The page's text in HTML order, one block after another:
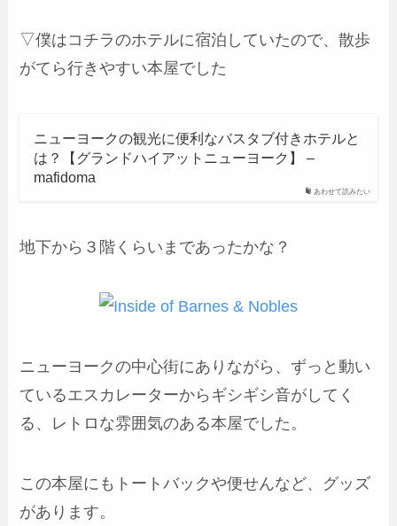
▽僕はコチラのホテルに宿泊していたので、散歩
がてら行きやすい本屋でした
あわせて読みたい
ニューヨークの観光に便利なバスタブ付きホテルと
は？【グランドハイアットニューヨーク】 –
mafidoma
地下から３階くらいまであったかな？
ニューヨークの中心街にありながら、ずっと動い
ているエスカレーターからギシギシ音がしてく
る、レトロな雰囲気のある本屋でした。
この本屋にもトートバックや便せんなど、グッズ
があります。